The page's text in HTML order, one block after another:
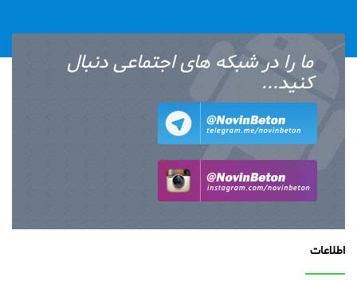
ما را در شبکه های اجتماعی دنبال
کنید...
اطلاعات